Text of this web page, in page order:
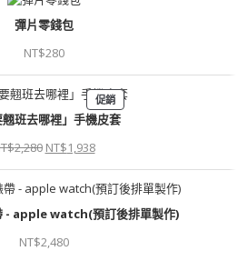
彈片零錢包
NT$280
促銷
翹班去哪裡」手機皮套
2,280 NT$1,938
- apple watch(預訂後排單製作)
NT$2,480